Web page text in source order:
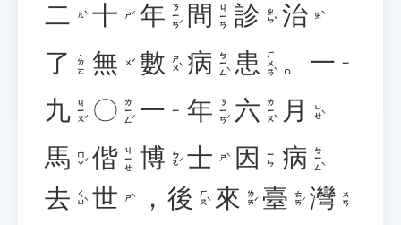
二 ㄦˋ 十 ㄕˊ 年 ㄋㄧㄢˊ 間 ㄐㄧㄢ 診 ㄓㄣˇ 治 ㄓˋ
了 ˙ㄌㄜ 無 ㄨˊ 數 ㄕㄨˋ 病 ㄅㄧㄥˋ 患 ㄏㄨㄢˋ 。 一 ㄧ
九 ㄐㄧㄡˇ 〇 ㄌㄧㄥˊ 一 ㄧ 年 ㄋㄧㄢˊ 六 ㄌㄧㄡˋ 月 ㄩㄝˋ
馬 ㄇㄚˇ 偕 ㄐㄧㄝ 博 ㄅㄛˊ 士 ㄕˋ 因 ㄧㄣ 病 ㄅㄧㄥˋ
去 ㄑㄩˋ 世 ㄕˋ ， 後 ㄏㄡˋ 來 ㄌㄞˊ 臺 ㄊㄞˊ 灣 ㄨㄢ